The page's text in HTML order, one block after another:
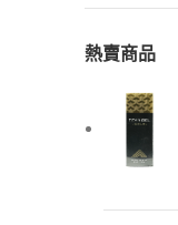
價
價
熱賣商品